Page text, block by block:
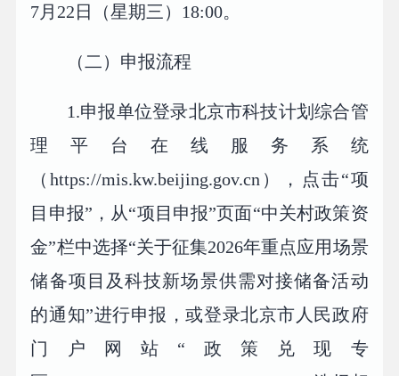
7月22日（星期三）18:00。
（二）申报流程
1.申报单位登录北京市科技计划综合管
理平台在线服务系统
（https://mis.kw.beijing.gov.cn），点击“项
目申报”，从“项目申报”页面“中关村政策资
金”栏中选择“关于征集2026年重点应用场景
储备项目及科技新场景供需对接储备活动
的通知”进行申报，或登录北京市人民政府
门户网站“政策兑现专